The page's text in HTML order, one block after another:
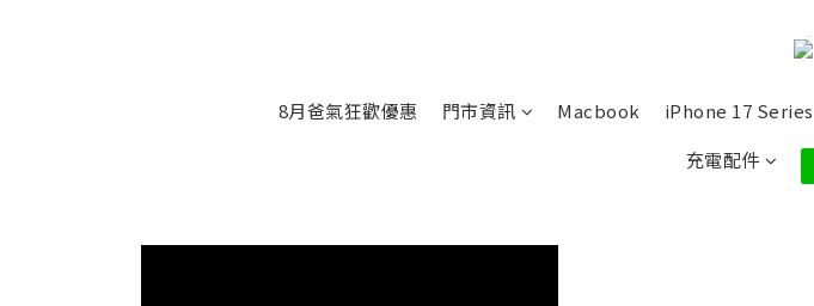
8月爸氣狂歡優惠 門市資訊 Macbook iPhone 17 Series
充電配件